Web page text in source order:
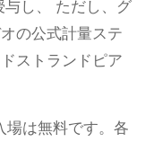
し、 ただし、グ
の公式計量ステ
ストランドピア
場は無料です。各